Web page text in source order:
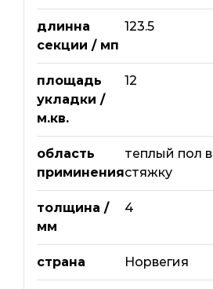
длинна
секции / мп
123.5
площадь
укладки /
м.кв.
12
область
приминения
теплый пол в
стяжку
толщина /
мм
4
страна Норвегия